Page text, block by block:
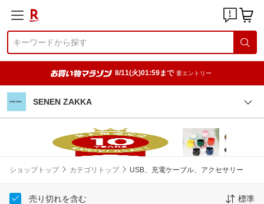
8/11(火)01:59まで 要エントリー
SENEN ZAKKA
ショップトップ カテゴリトップ USB、充電ケーブル、アクセサリー
売り切れを含む 標準